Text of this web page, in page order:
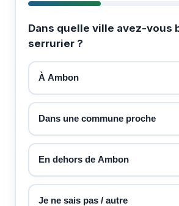
Dans quelle ville avez-vous
serrurier ?
À Ambon
Dans une commune proche
En dehors de Ambon
Je ne sais pas / autre